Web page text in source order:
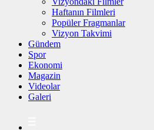
Haftanın Filmleri
Popüler Fragmanlar
Vizyon Takvimi
Gündem
Spor
Ekonomi
Magazin
Videolar
Galeri